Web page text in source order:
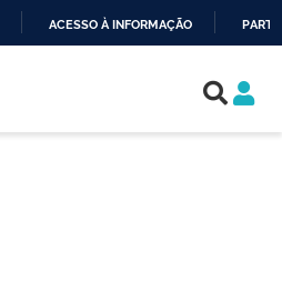
ACESSO À INFORMAÇÃO